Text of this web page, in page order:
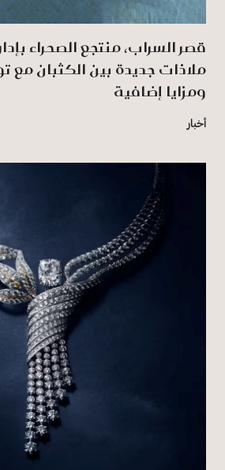
قصر السراب، منتجع الصحراء
ملاذات جديدة بين الكثبان مع
ومزايا إضافية
أخبار